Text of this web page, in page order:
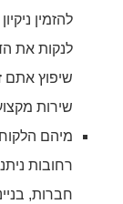
להזמין
לנקות את
שיפוץ אתם
שירות
מיהם
רחובות
חברות,